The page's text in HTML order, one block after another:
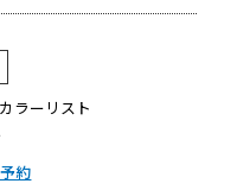
ラーリスト
約